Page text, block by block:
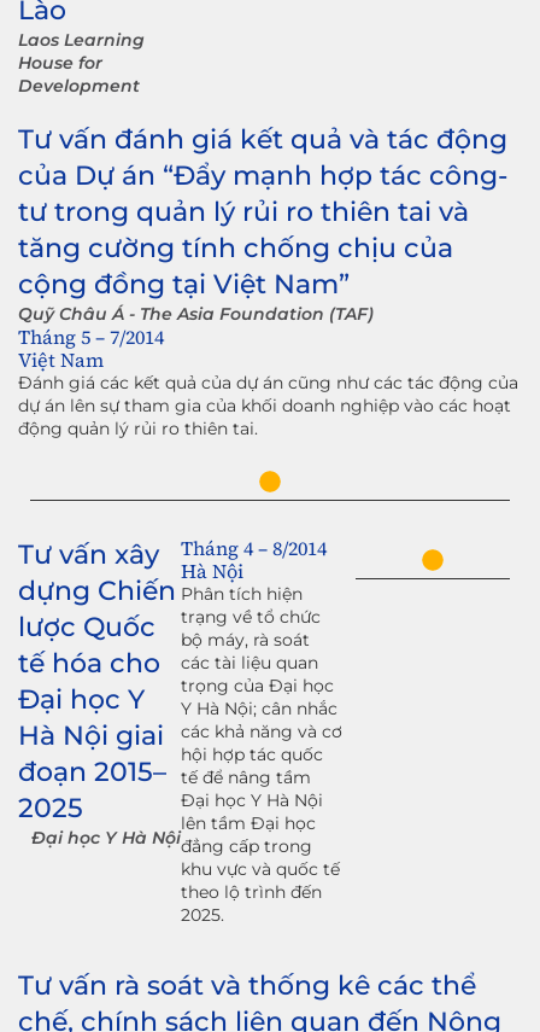
Lào
Laos Learning
House for
Development
Tư vấn đánh giá kết quả và tác động
của Dự án “Đẩy mạnh hợp tác công-
tư trong quản lý rủi ro thiên tai và
tăng cường tính chống chịu của
cộng đồng tại Việt Nam”
Quỹ Châu Á - The Asia Foundation (TAF)
Tháng 5 – 7/2014
Việt Nam
Đánh giá các kết quả của dự án cũng như các tác động của
dự án lên sự tham gia của khối doanh nghiệp vào các hoạt
động quản lý rủi ro thiên tai.
Tư vấn xây
dựng Chiến
lược Quốc
tế hóa cho
Đại học Y
Hà Nội giai
đoạn 2015–
2025
Đại học Y Hà Nội
Tháng 4 – 8/2014
Hà Nội
Phân tích hiện
trạng về tổ chức
bộ máy, rà soát
các tài liệu quan
trọng của Đại học
Y Hà Nội; cân nhắc
các khả năng và cơ
hội hợp tác quốc
tế để nâng tầm
Đại học Y Hà Nội
lên tầm Đại học
đẳng cấp trong
khu vực và quốc tế
theo lộ trình đến
2025.
Tư vấn rà soát và thống kê các thể
chế, chính sách liên quan đến Nông